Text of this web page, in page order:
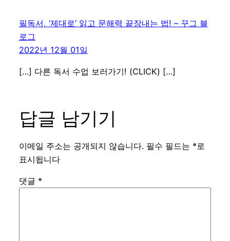
필독서, ‘제대로’ 읽고 문해력 끝장내는 법! – 꾸그 블
로그
2022년 12월 01일
[…] 다른 독서 수업 보러가기! (CLICK) […]
답글 남기기
이메일 주소는 공개되지 않습니다. 필수 필드는 *로
표시됩니다
댓글 *